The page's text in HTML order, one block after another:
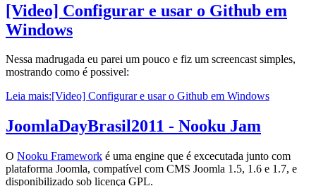
[Video] Configurar e usar o Github em
Windows
Nessa madrugada eu parei um pouco e fiz um screencast simples,
mostrando como é possivel:
Leia mais:[Video] Configurar e usar o Github em Windows
JoomlaDayBrasil2011 - Nooku Jam
O Nooku Framework é uma engine que é excecutada junto com
plataforma Joomla, compatível com CMS Joomla 1.5, 1.6 e 1.7, e
disponibilizado sob licença GPL.